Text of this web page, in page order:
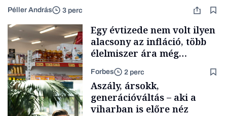
Péller András 3 perc
Egy évtizede nem volt ilyen
alacsony az infláció, több
élelmiszer ára még
rohamosan csökken is
Forbes 2 perc
Aszály, ársokk,
generációváltás – aki a
viharban is előre néz